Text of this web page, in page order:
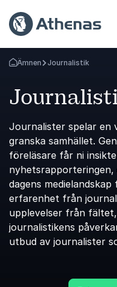
Gå tillbaka till startsidan
Ämnen Journalistik
Journalister spelar en
granska samhället.
föreläsare får ni
dagens
erfarenhet från
upplevelser från
journalistikens
utbud av journalister